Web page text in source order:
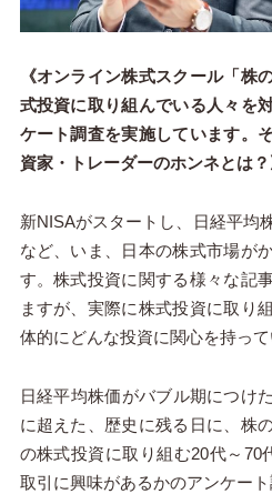
《オンライン株式スクール「株
式投資に取り組んでいる人々を
ケート調査を実施しています。
資家・トレーダーのホンネとは？
新NISAがスタートし、日経平均
など、いま、日本の株式市場が
す。株式投資に関する様々な記
ますが、実際に株式投資に取り
体的にどんな投資に関心を持って
日経平均株価がバブル期につけ
に超えた、歴史に残る日に、株
の株式投資に取り組む20代～70
取引に興味があるかのアンケート